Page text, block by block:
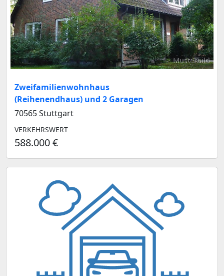
Musterbild
Zweifamilienwohnhaus
(Reihenendhaus) und 2 Garagen
70565 Stuttgart
VERKEHRSWERT
588.000 €